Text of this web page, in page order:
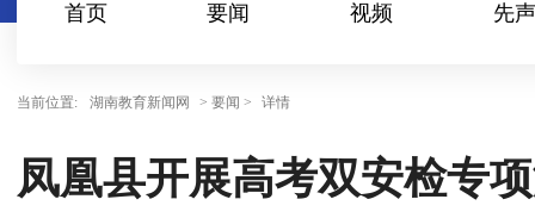
首页 要闻 视频 先声
当前位置: 湖南教育新闻网 > 要闻 > 详情
凤凰县开展高考双安检专